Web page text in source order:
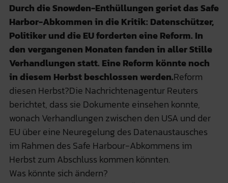
Durch die Snowden-Enthüllungen geriet das Safe
Harbor-Abkommen in die Kritik: Datenschützer,
Politiker und die EU forderten eine Reform. In
den vergangenen Monaten fanden in aller Stille
Verhandlungen statt. Eine Reform könnte noch
in diesem Herbst beschlossen werden.Reform
diesen Herbst?Die Nachrichtenagentur Reuters
berichtet, dass sie Dokumente einsehen konnte,
wonach Verhandlungen zwischen den USA und der
EU über eine Neuregelung des Datenaustausches
im Rahmen des Safe Harbour-Abkommens im
Herbst zum Abschluss kommen könnten.
Was könnte sich ändern?